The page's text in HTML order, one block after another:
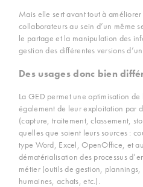
Mais elle sert avant tout à
collaborateurs au sein d’un même
le partage et la manipulation des
gestion des différentes versions
Des usages donc bien
La GED permet une optimisation
également de leur exploitation par
(capture, traitement, classement,
quelles que soient leurs sources :
type Word, Excel, OpenOffice, et
dématérialisation des processus
métier (outils de gestion,
humaines, achats, etc.).